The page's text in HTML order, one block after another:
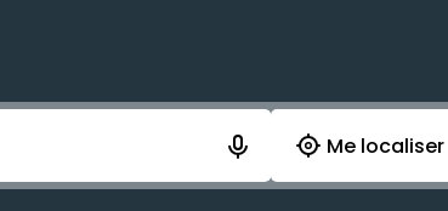
pour enregistrer votre recherche avant
Me localiser